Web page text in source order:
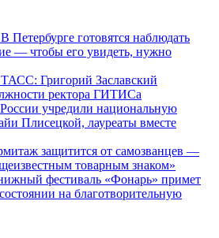
Петербурге готовятся наблюдать
— чтобы его увидеть, нужно
Григорий Заславский
ректора ГИТИСа
учредили национальную
Плисецкой, лауреаты вместе
защитится от самозванцев —
товарным знаком»
фестиваль «Фонарь» примет
на благотворительную